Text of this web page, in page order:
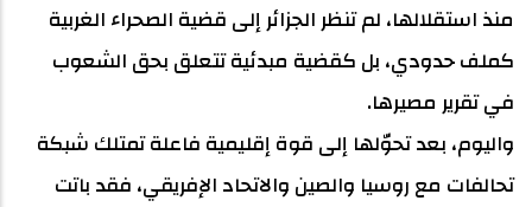
منذ استقلالها، لم تنظر الجزائر إلى قضية الصحراء الغربية
كملف حدودي، بل كقضية مبدئية تتعلق بحق الشعوب
في تقرير مصيرها.
واليوم، بعد تحوّلها إلى قوة إقليمية فاعلة تمتلك شبكة
تحالفات مع روسيا والصين والاتحاد الإفريقي، فقد باتت